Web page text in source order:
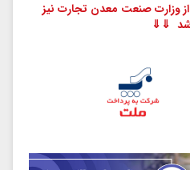
وزارت صنعت معدن تجارت نیز
⇓⇓